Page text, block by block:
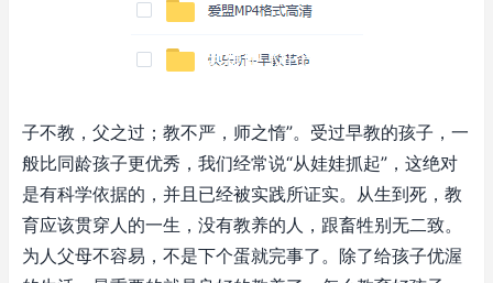
子不教，父之过；教不严，师之惰”。受过早教的孩子，一
般比同龄孩子更优秀，我们经常说“从娃娃抓起”，这绝对
是有科学依据的，并且已经被实践所证实。从生到死，教
育应该贯穿人的一生，没有教养的人，跟畜牲别无二致。
为人父母不容易，不是下个蛋就完事了。除了给孩子优渥